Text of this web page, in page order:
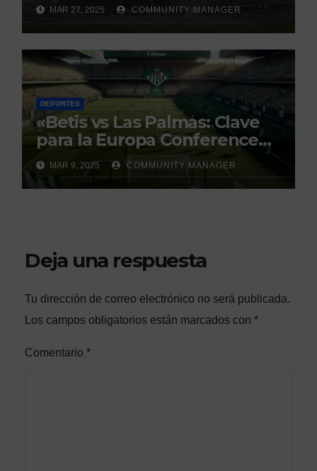
debate
MAR 27, 2025 COMMUNITY MANAGER
DEPORTES
«Betis vs Las Palmas: Clave
para la Europa Conference
League»
MAR 9, 2025 COMMUNITY MANAGER
Deja una respuesta
Tu dirección de correo electrónico no será publicada.
Los campos obligatorios están marcados con *
Comentario *